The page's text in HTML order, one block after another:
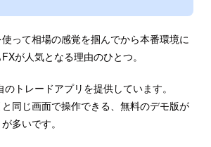
って相場の感覚を掴んでから本番環境に
が人気となる理由のひとつ。
トレードアプリを提供しています。
同じ画面で操作できる、無料のデモ版が
多いです。